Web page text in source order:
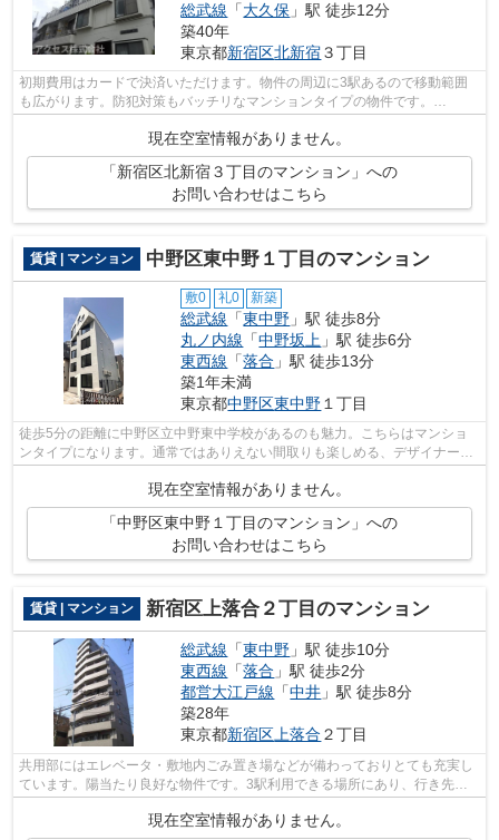
総武線 「大久保 」駅 徒歩12分
築40年
東京都新宿区北新宿３丁目
初期費用はカードで決済いただけます。物件の周辺に3駅あるので移動範囲
も広がります。防犯対策もバッチリなマンションタイプの物件です。
現在空室情報がありません。
「新宿区北新宿３丁目のマンション」への
お問い合わせはこちら
賃貸 | マンション 中野区東中野１丁目のマンション
敷0 礼0 新築
総武線 「東中野 」駅 徒歩8分
丸ノ内線 「中野坂上 」駅 徒歩6分
東西線 「落合 」駅 徒歩13分
築1年未満
東京都中野区東中野 １丁目
徒歩5分の距離に中野区立中野東中学校があるのも魅力。こちらはマンショ
ンタイプになります。通常ではありえない間取りも楽しめる、デザイナーズ
物件です。中野区エリアと総武線東中野...
現在空室情報がありません。
「中野区東中野１丁目のマンション」への
お問い合わせはこちら
賃貸 | マンション 新宿区上落合２丁目のマンション
総武線 「東中野 」駅 徒歩10分
東西線 「落合 」駅 徒歩2分
都営大江戸線 「中井 」駅 徒歩8分
築28年
東京都新宿区 上落合 ２丁目
共用部にはエレベータ・敷地内ごみ置き場などが備わっておりとても充実し
ています。陽当たり良好な物件です。3駅利用できる場所にあり、行き先に
合わせて使い分けができます。初期費用...
現在空室情報がありません。